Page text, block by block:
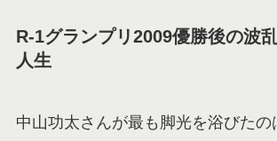
R-1グランプリ2009優勝後の波
人生
中山功太さんが最も脚光を浴びたの